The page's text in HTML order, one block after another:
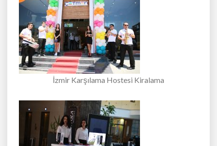
İzmir Karşılama Hostesi Kiralama